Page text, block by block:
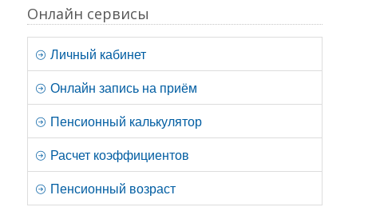
Онлайн сервисы
Личный кабинет
Онлайн запись на приём
Пенсионный калькулятор
Расчет коэффициентов
Пенсионный возраст